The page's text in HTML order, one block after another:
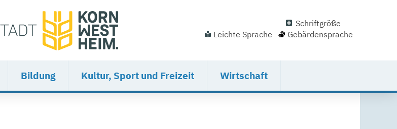
Schriftgröße
Leichte Sprache
Gebärdensprache
Bildung Kultur, Sport und Freizeit Wirtschaft